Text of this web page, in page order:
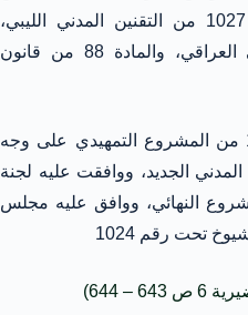
التقنين المدني السوري، والمادة 1027 من التقنين المدني الليبي،
والمادة 1279 من التقنين المدني العراقي، والمادة 88 من قانون
وقد ود هذا النص في المادة 1295 من المشروع التمهيدي على وجه
الجديد، ووافقت عليه لجنة
رقم 1108 في المشروع النهائي، ووافق عليه مجلس
– 644)